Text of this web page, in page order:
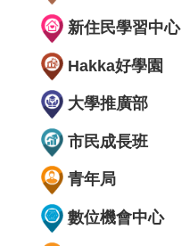
新住民學習中心
Hakka好學園
大學推廣部
市民成長班
青年局
數位機會中心